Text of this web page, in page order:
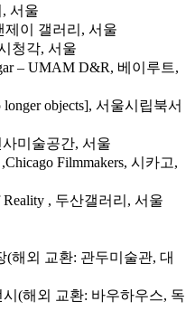
서울
제이 갤러리, 서울
청각, 서울
– UMAM D&R, 베이루트,
objects], 서울시립북서
사미술공간, 서울
Filmmakers, 시카고,
, 두산갤러리, 서울
(해외 교환: 관두미술관, 대
(해외 교환: 바우하우스, 독